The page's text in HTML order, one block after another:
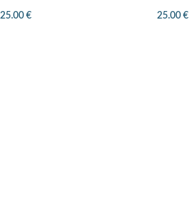
25.00 € 25.00 €